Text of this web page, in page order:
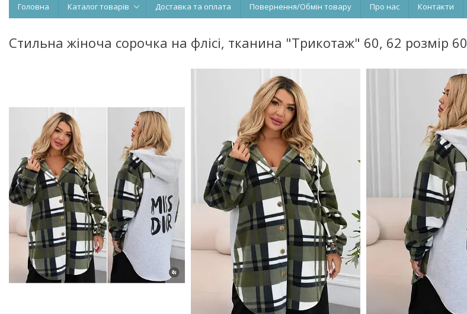
Головна Каталог товарів Доставка та оплата Повернення/Обмін товару Про нас Контакти
Стильна жіноча сорочка на флісі, тканина "Трикотаж" 60, 62 розмір 60